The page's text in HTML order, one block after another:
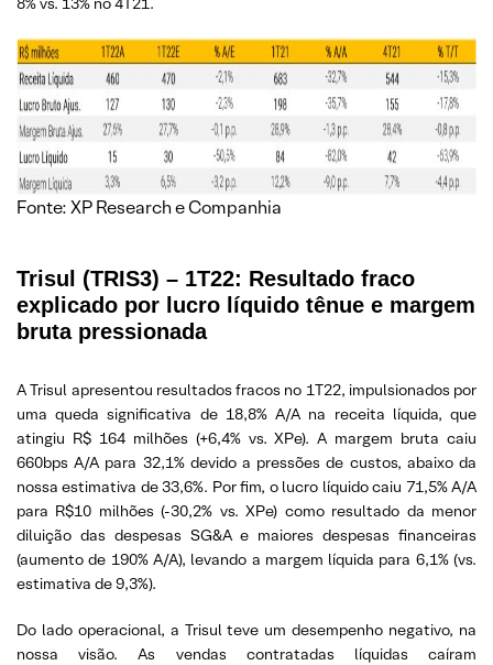
Fonte: XP Research e Companhia
Trisul (TRIS3) – 1T22: Resultado fraco
explicado por lucro líquido tênue e margem
bruta pressionada
A Trisul apresentou resultados fracos no 1T22, impulsionados por
uma queda significativa de 18,8% A/A na receita líquida, que
atingiu R$ 164 milhões (+6,4% vs. XPe). A margem bruta caiu
660bps A/A para 32,1% devido a pressões de custos, abaixo da
nossa estimativa de 33,6%. Por fim, o lucro líquido caiu 71,5% A/A
para R$10 milhões (-30,2% vs. XPe) como resultado da menor
diluição das despesas SG&A e maiores despesas financeiras
(aumento de 190% A/A), levando a margem líquida para 6,1% (vs.
estimativa de 9,3%).
Do lado operacional, a Trisul teve um desempenho negativo, na
nossa visão. As vendas contratadas líquidas caíram